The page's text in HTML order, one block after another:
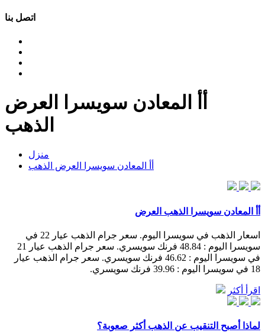
اتصل بنا
أأ المعادن سويسرا العرض
الذهب
منزل
أأ المعادن سويسرا العرض الذهب
أأ المعادن سويسرا الذهب العرض
اسعار الذهب في سويسرا اليوم. سعر جرام الذهب عيار 22 في
سويسرا اليوم : 48.84 فرنك سويسري. سعر جرام الذهب عيار 21
في سويسرا اليوم : 46.62 فرنك سويسري. سعر جرام الذهب عيار
18 في سويسرا اليوم : 39.96 فرنك سويسري.
اقرأ أكثر
لماذا أصبح التنقيب عن الذهب أكثر صعوبة؟